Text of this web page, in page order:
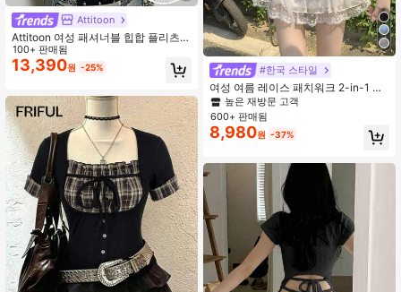
Attitoon
Attitoon 여성 패셔너블 힙합 플리츠
포켓 반팔 티셔츠
100+ 판매됨
13,390원 -25% #한국 스타일
여성 여름 레이스 패치워크 2-in-1 반
팔 티셔츠, 발렌타인 데이, 봄 & 여름
휴가에 적합
높은 재방문 고객
600+ 판매됨
8,980원 -37%